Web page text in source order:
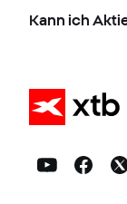
Kann ich